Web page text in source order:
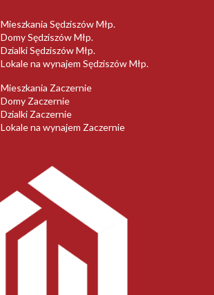
Mieszkania Sędziszów Młp.
Domy Sędziszów Młp.
Dzialki Sędziszów Młp.
Lokale na wynajem Sędziszów Młp.
Mieszkania Zaczernie
Domy Zaczernie
Dzialki Zaczernie
Lokale na wynajem Zaczernie